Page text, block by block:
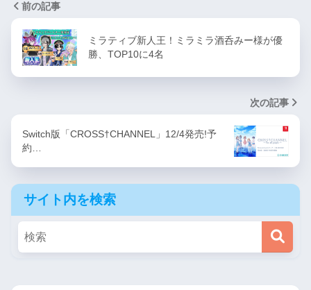
前の記事
ミラティブ新人王！ミラミラ酒呑みー様が優
勝、TOP10に4名
次の記事
Switch版「CROSS†CHANNEL」12/4発売!予
約…
サイト内を検索